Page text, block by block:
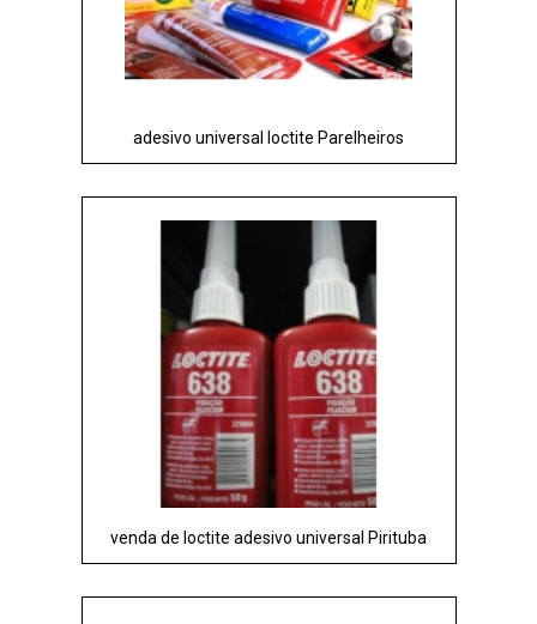
adesivo universal loctite Parelheiros
venda de loctite adesivo universal Pirituba